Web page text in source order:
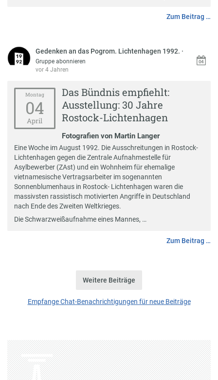
Zum Beitrag …
Gedenken an das Pogrom. Lichtenhagen 1992. ·
Gruppe abonnieren
vor 4 Jahren
Montag
04
April
Das Bündnis empfiehlt:
Ausstellung: 30 Jahre
Rostock-Lichtenhagen
Fotografien von Martin Langer
Eine Woche im August 1992. Die Ausschreitungen in Rostock-
Lichtenhagen gegen die Zentrale Aufnahmestelle für
Asylbewerber (ZAst) und ein Wohnheim für ehemalige
vietnamesische Vertragsarbeiter im sogenannten
Sonnenblumenhaus in Rostock- Lichtenhagen waren die
massivsten rassistisch motivierten Angriffe in Deutschland
nach Ende des Zweiten Weltkrieges.
Die Schwarzweißaufnahme eines Mannes, …
Zum Beitrag …
Weitere Beiträge
Empfange Chat-Benachrichtigungen für neue Beiträge